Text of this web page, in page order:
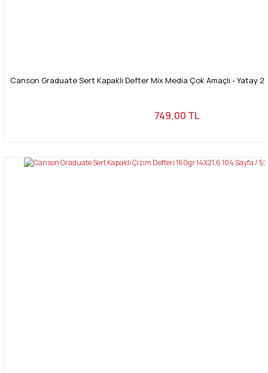
Canson Graduate Sert Kapaklı Defter Mix Media Çok Amaçlı - Yatay
749,00 TL